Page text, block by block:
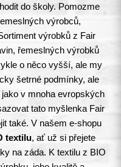
do školy. Pomozme
výrobců,
výrobků z Fair
řemeslných výrobků
o něco vyšší, ale my
šetrné podmínky, ale
v mnoha evropských
tato myšlenka Fair
také. V našem e-shopu
textilu, ať už si přejete
na záda. K textilu z BIO